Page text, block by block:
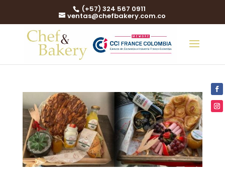
(+57) 324 567 0911
ventas@chefbakery.com.co